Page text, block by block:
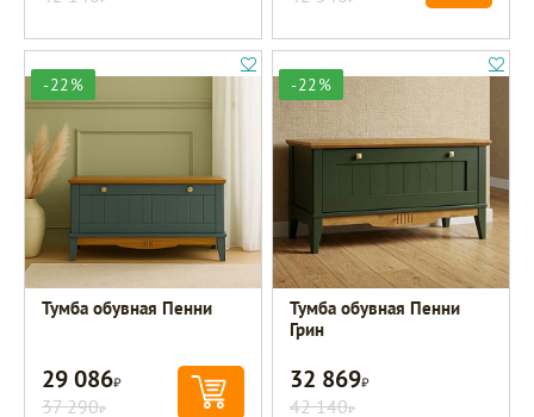
-22%
Тумба обувная Пенни
29 086Р
37 290Р
-22%
Тумба обувная Пенни
Грин
32 869Р
42 140Р